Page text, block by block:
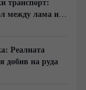
между лама и
Реалната
добив на руда